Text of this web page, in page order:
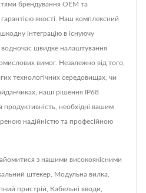
брендування OEM та
якості. Наш комплексний
інтеграцію в існуючу
швидке налаштування
вимог. Незалежно від того,
технологічних середовищах, чи
наші рішення IP68
продуктивність, необхідні вашим
надійністю та професійною
з нашими високоякісними
штекер Модульна вилка
пристрій Кабельні вводи